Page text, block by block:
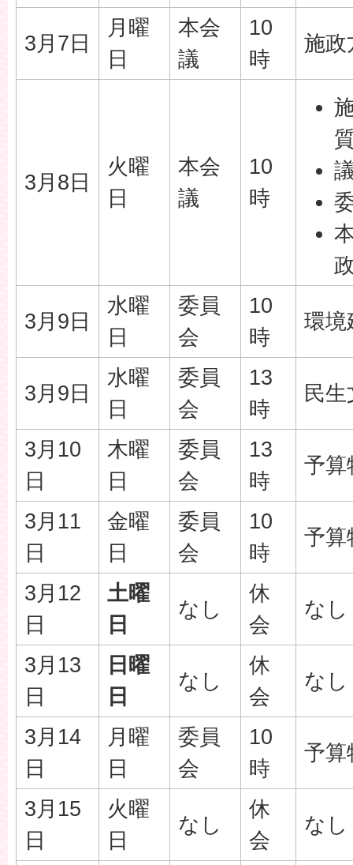
3月7日
月曜
日
本会
議
10
時
施政
3月8日
火曜
日
本会
議
10
時
3月9日
水曜
日
委員
会
10
時
環境
3月9日
水曜
日
委員
会
13
時
民
3月10
日
木曜
日
委員
会
13
時
予算
3月11
日
金曜
日
委員
会
10
時
予算
3月12
日
土曜
日
なし
休
会
なし
3月13
日
日曜
日
なし
休
会
なし
3月14
日
月曜
日
委員
会
10
時
予算
3月15
日
火曜
日
なし
休
会
なし